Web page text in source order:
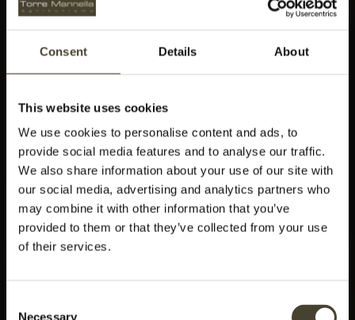
Consent Details About
This website uses cookies
We use cookies to personalise content and ads, to
provide social media features and to analyse our traffic.
We also share information about your use of our site with
our social media, advertising and analytics partners who
may combine it with other information that you’ve
provided to them or that they’ve collected from your use
of their services.
Necessary